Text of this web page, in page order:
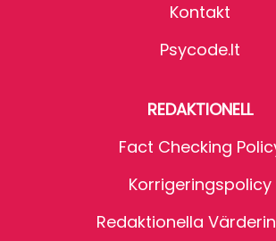
Kontakt
Psycode.it
REDAKTIONELL
Fact Checking
Korrigeringspolicy
Redaktionella